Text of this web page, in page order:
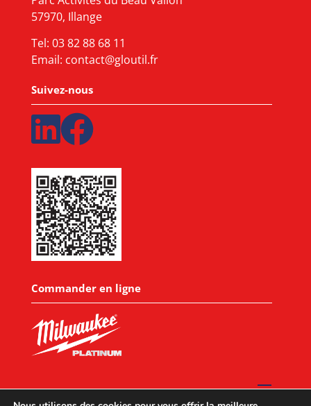
57970, Illange
Tel: 03 82 88 68 11
Email: contact@gloutil.fr
Suivez-nous
Commander en ligne